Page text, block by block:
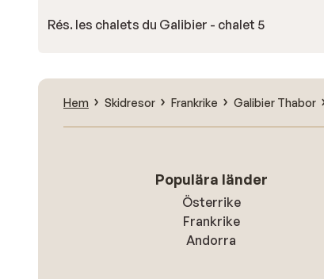
Rés. les chalets du Galibier - chalet 5
Hem Skidresor Frankrike Galibier Thabor
Populära länder
Österrike
Frankrike
Andorra